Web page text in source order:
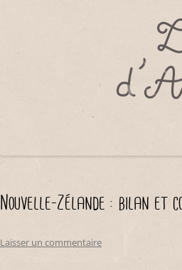
Nouvelle-Zélande : bilan et
Laisser un commentaire